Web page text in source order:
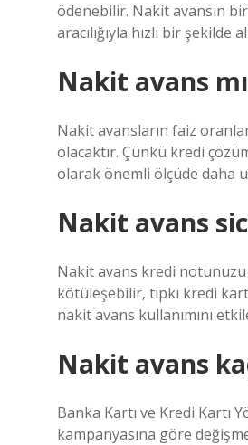
ödenebilir. Nakit avansın bir
aracılığıyla hızlı bir şekilde
Nakit avans
Nakit avansların faiz
olacaktır. Çünkü kredi
olarak önemli ölçüde daha
Nakit avans
Nakit avans kredi
kötüleşebilir, tıpkı kredi
nakit avans kullanımını
Nakit avans
Banka Kartı ve Kredi Kartı
kampanyasına göre